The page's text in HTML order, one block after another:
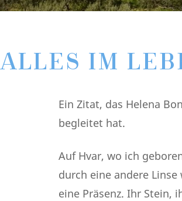
ALLES IM
Ein Zitat, das Helena
begleitet hat.
Auf Hvar, wo ich
durch eine andere
eine Präsenz. Ihr Stein,